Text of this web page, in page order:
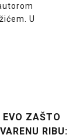
U
ZAŠTO
RIBU: